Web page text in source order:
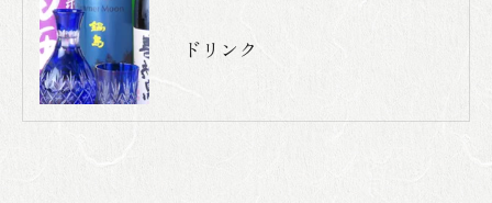
ドリンク